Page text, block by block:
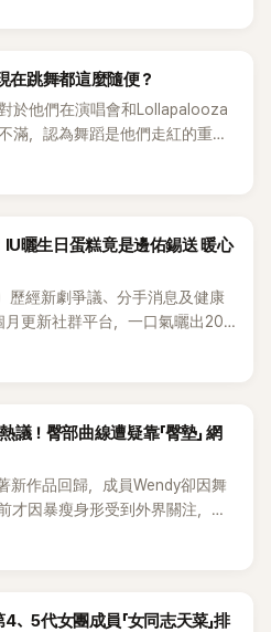
在跳舞都這麼隨便？
於他們在演唱會和Lollapalooza
滿，認為舞蹈是他們走紅的重要
演。
曬生日蛋糕竟是邊佑錫送 暖心
歷經新劇爭議、分手消息及健康
更新社群平台，一口氣曬出20
喜。其中，一張生日蛋糕照意外
！臀部曲線遭疑靠「臀墊」 網
新作品回歸，成員Wendy卻因舞
才因暴瘦身形受到外界關注，又
今最新打歌舞台曝光後，再度因
5代女團成員「女同志天菜」排